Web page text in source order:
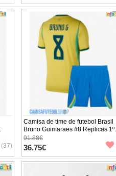
(37)
Camisa de time de futebol Brasil
Bruno Guimaraes #8 Replicas 1º
Equipamento Infantil Mundo 2026
Manga Curta (+ Calças curtas)
91.88€
36.75€